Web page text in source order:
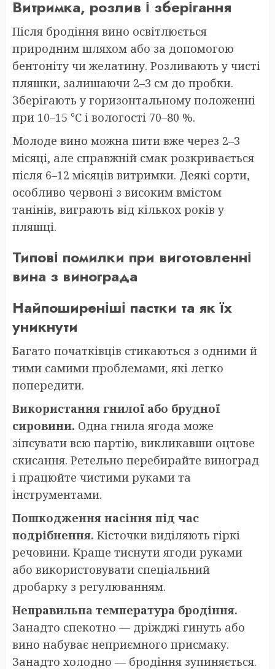
Витримка, розлив і зберігання
Після бродіння вино освітлюється
природним шляхом або за допомогою
бентоніту чи желатину. Розливають у чисті
пляшки, залишаючи 2–3 см до пробки.
Зберігають у горизонтальному положенні
при 10–15 °C і вологості 70–80 %.
Молоде вино можна пити вже через 2–3
місяці, але справжній смак розкривається
після 6–12 місяців витримки. Деякі сорти,
особливо червоні з високим вмістом
танінів, виграють від кількох років у
пляшці.
Типові помилки при виготовленні
вина з винограда
Найпоширеніші пастки та як їх
уникнути
Багато початківців стикаються з одними й
тими самими проблемами, які легко
попередити.
Використання гнилої або брудної
сировини. Одна гнила ягода може
зіпсувати всю партію, викликавши оцтове
скисання. Ретельно перебирайте виноград
і працюйте чистими руками та
інструментами.
Пошкодження насіння під час
подрібнення. Кісточки виділяють гіркі
речовини. Краще тиснути ягоди руками
або використовувати спеціальний
дробарку з регулюванням.
Неправильна температура бродіння.
Занадто спекотно — дріжджі гинуть або
вино набуває неприємного присмаку.
Занадто холодно — бродіння зупиняється.